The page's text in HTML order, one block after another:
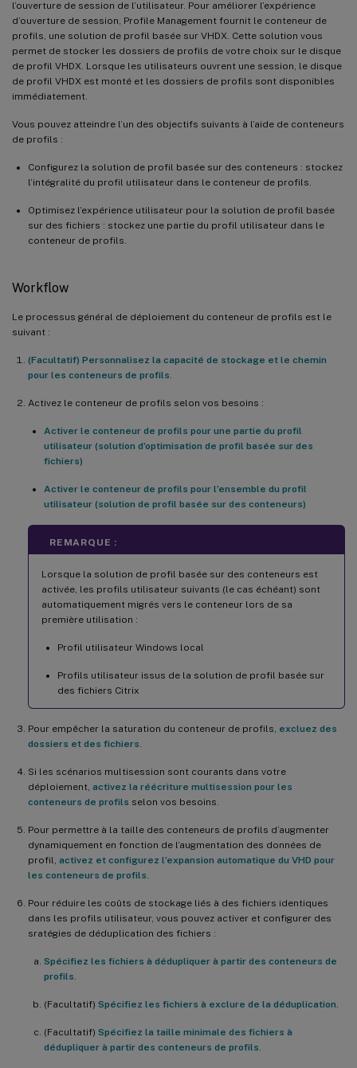
l’ouverture de session de l’utilisateur. Pour améliorer l’expérience
d’ouverture de session, Profile Management fournit le conteneur de
profils, une solution de profil basée sur VHDX. Cette solution vous
permet de stocker les dossiers de profils de votre choix sur le disque
de profil VHDX. Lorsque les utilisateurs ouvrent une session, le disque
de profil VHDX est monté et les dossiers de profils sont disponibles
immédiatement.
Vous pouvez atteindre l’un des objectifs suivants à l’aide de conteneurs
de profils :
Configurez la solution de profil basée sur des conteneurs : stockez
l’intégralité du profil utilisateur dans le conteneur de profils.
Optimisez l’expérience utilisateur pour la solution de profil basée
sur des fichiers : stockez une partie du profil utilisateur dans le
conteneur de profils.
Workflow
Le processus général de déploiement du conteneur de profils est le
suivant :
(Facultatif) Personnalisez la capacité de stockage et le chemin
pour les conteneurs de profils
Activez le conteneur de profils selon vos besoins :
Activer le conteneur de profils pour une partie du profil
utilisateur (solution d’optimisation de profil basée sur des
fichiers)
Activer le conteneur de profils pour l’ensemble du profil
utilisateur (solution de profil basée sur des conteneurs)
REMARQUE :
Lorsque la solution de profil basée sur des conteneurs est
activée, les profils utilisateur suivants (le cas échéant) sont
automatiquement migrés vers le conteneur lors de sa
première utilisation :
Profil utilisateur Windows local
Profils utilisateur issus de la solution de profil basée sur
des fichiers Citrix
Pour empêcher la saturation du conteneur de profils, excluez des
dossiers et des fichiers
Si les scénarios multisession sont courants dans votre
déploiement, activez la réécriture multisession pour les
conteneurs de profils selon vos besoins.
Pour permettre à la taille des conteneurs de profils d’augmenter
dynamiquement en fonction de l’augmentation des données de
profil, activez et configurez l’expansion automatique du VHD pour
les conteneurs de profils
Pour réduire les coûts de stockage liés à des fichiers identiques
dans les profils utilisateur, vous pouvez activer et configurer des
sratégies de déduplication des fichiers :
Spécifiez les fichiers à dédupliquer à partir des conteneurs de
profils
(Facultatif) Spécifiez les fichiers à exclure de la déduplication
(Facultatif) Spécifiez la taille minimale des fichiers à
dédupliquer à partir des conteneurs de profils